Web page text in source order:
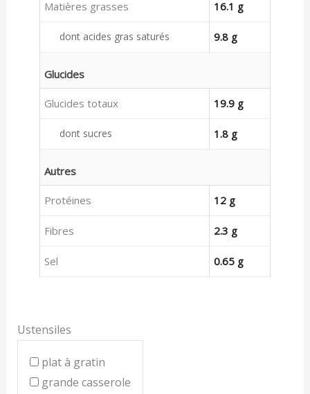
Matières grasses 16.1 g
dont acides gras saturés 9.8 g
Glucides
Glucides totaux 19.9 g
dont sucres 1.8 g
Autres
Protéines 12 g
Fibres 2.3 g
Sel 0.65 g
Ustensiles
plat à gratin
grande casserole